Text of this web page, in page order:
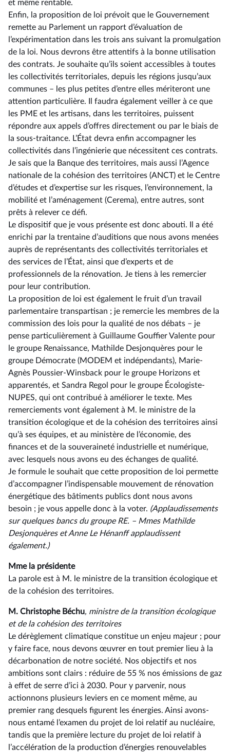
et même rentable.
Enfin, la proposition de loi prévoit que le Gouvernement
remette au Parlement un rapport d’évaluation de
l’expérimentation dans les trois ans suivant la promulgation
de la loi. Nous devrons être attentifs à la bonne utilisation
des contrats. Je souhaite qu’ils soient accessibles à toutes
les collectivités territoriales, depuis les régions jusqu’aux
communes –⁠ les plus petites d’entre elles mériteront une
attention particulière. Il faudra également veiller à ce que
les PME et les artisans, dans les territoires, puissent
répondre aux appels d’offres directement ou par le biais de
la sous-traitance. L’État devra enfin accompagner les
collectivités dans l’ingénierie que nécessitent ces contrats.
Je sais que la Banque des territoires, mais aussi l’Agence
nationale de la cohésion des territoires (ANCT) et le Centre
d’études et d’expertise sur les risques, l’environnement, la
mobilité et l’aménagement (Cerema), entre autres, sont
prêts à relever ce défi.
Le dispositif que je vous présente est donc abouti. Il a été
enrichi par la trentaine d’auditions que nous avons menées
auprès de représentants des collectivités territoriales et
des services de l’État, ainsi que d’experts et de
professionnels de la rénovation. Je tiens à les remercier
pour leur contribution.
La proposition de loi est également le fruit d’un travail
parlementaire transpartisan ; je remercie les membres de la
commission des lois pour la qualité de nos débats –⁠ je
pense particulièrement à Guillaume Gouffier Valente pour
le groupe Renaissance, Mathilde Desjonquères pour le
groupe Démocrate (MODEM et indépendants), Marie-
Agnès Poussier-Winsback pour le groupe Horizons et
apparentés, et Sandra Regol pour le groupe Écologiste-
NUPES, qui ont contribué à améliorer le texte. Mes
remerciements vont également à M. le ministre de la
transition écologique et de la cohésion des territoires ainsi
qu’à ses équipes, et au ministère de l’économie, des
finances et de la souveraineté industrielle et numérique,
avec lesquels nous avons eu des échanges de qualité.
Je formule le souhait que cette proposition de loi permette
d’accompagner l’indispensable mouvement de rénovation
énergétique des bâtiments publics dont nous avons
besoin ; je vous appelle donc à la voter. (Applaudissements
sur quelques bancs du groupe RE. –⁠ Mmes Mathilde
Desjonquères et Anne Le Hénanff applaudissent
également.)
Mme la présidente
La parole est à M. le ministre de la transition écologique et
de la cohésion des territoires.
M. Christophe Béchu, ministre de la transition écologique
et de la cohésion des territoires
Le dérèglement climatique constitue un enjeu majeur ; pour
y faire face, nous devons œuvrer en tout premier lieu à la
décarbonation de notre société. Nos objectifs et nos
ambitions sont clairs : réduire de 55 % nos émissions de gaz
à effet de serre d’ici à 2030. Pour y parvenir, nous
actionnons plusieurs leviers en ce moment même, au
premier rang desquels figurent les énergies. Ainsi avons-
nous entamé l’examen du projet de loi relatif au nucléaire,
tandis que la première lecture du projet de loi relatif à
l’accélération de la production d’énergies renouvelables